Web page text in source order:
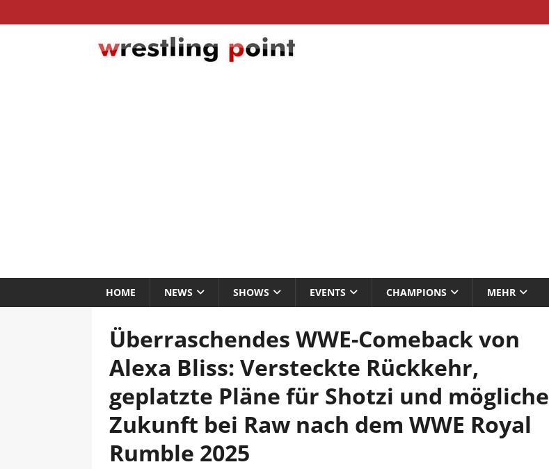
HOME NEWS SHOWS EVENTS CHAMPIONS MEHR
Überraschendes WWE-Comeback von
Alexa Bliss: Versteckte Rückkehr,
geplatzte Pläne für Shotzi und mögliche
Zukunft bei Raw nach dem WWE Royal
Rumble 2025